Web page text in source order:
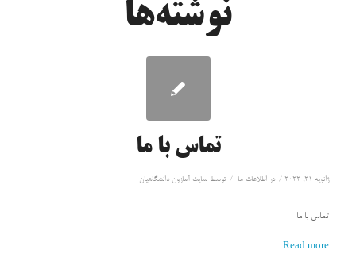
نوشته‌ها
تماس با ما
ژانویه 21, 2022 / در اطلاعات ما / توسط سايت آمازون دانشگاهيان
تماس با ما
Read more